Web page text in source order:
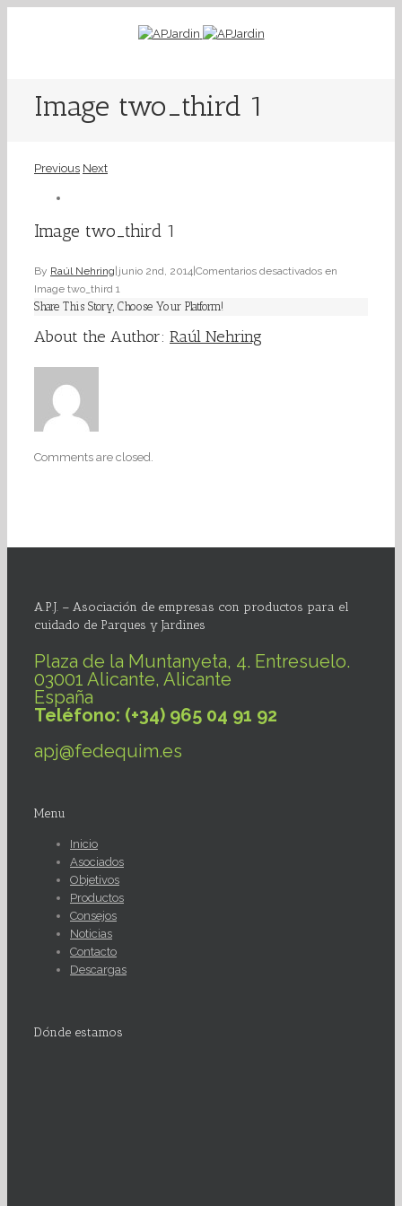
Image two_third 1
Previous Next
Image two_third 1
By Raúl Nehring junio 2nd, 2014 Comentarios desactivados en
Image two_third 1
Share This Story, Choose Your Platform!
About the Author: Raúl Nehring
Comments are closed.
A.P.J. – Asociación de empresas con productos para el
cuidado de Parques y Jardines
Plaza de la Muntanyeta, 4. Entresuelo.
03001 Alicante, Alicante
España
Teléfono: (+34) 965 04 91 92
apj@fedequim.es
Menu
Inicio
Asociados
Objetivos
Productos
Consejos
Noticias
Contacto
Descargas
Dónde estamos